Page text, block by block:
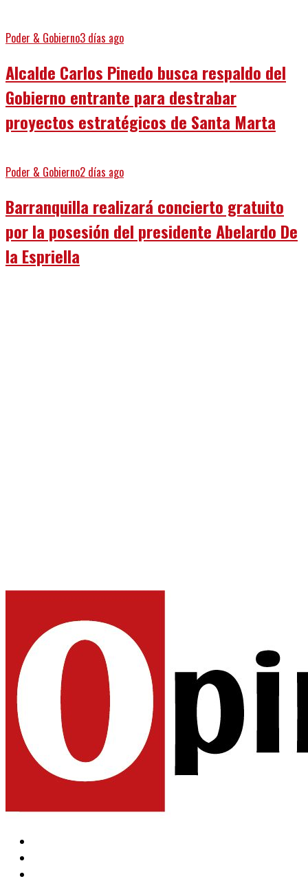
Poder & Gobierno3 días ago
Alcalde Carlos Pinedo busca respaldo del
Gobierno entrante para destrabar
proyectos estratégicos de Santa Marta
Poder & Gobierno2 días ago
Barranquilla realizará concierto gratuito
por la posesión del presidente Abelardo De
la Espriella